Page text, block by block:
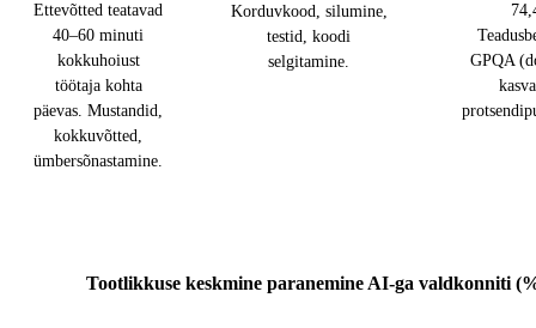
Ettevõtted teatavad
40–60 minuti
kokkuhoiust
töötaja kohta
päevas. Mustandid,
kokkuvõtted,
ümbersõnastamine.
Korduvkood, silumine,
testid, koodi
selgitamine.
GPQA
Tootlikkuse keskmine paranemine AI-ga valdkonniti